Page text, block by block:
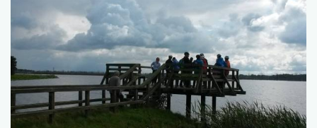
Фотографії
Інший